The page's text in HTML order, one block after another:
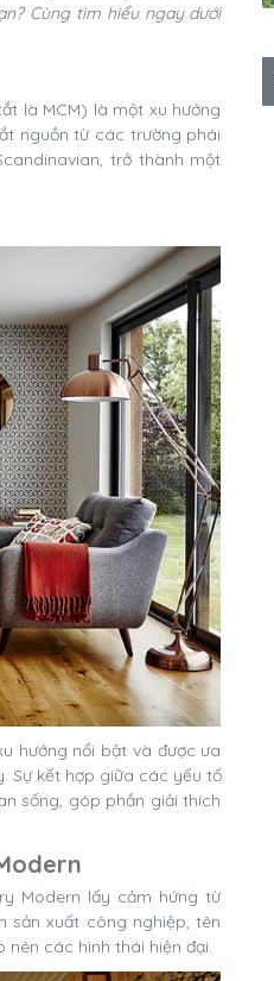
Cùng tìm hiểu ngay dưới
là MCM) là một xu hướng
nguồn từ các trường phái
trở thành một
hướng nổi bật và được ưa
Sự kết hợp giữa các yếu tố
sống, góp phần giải thích
Modern lấy cảm hứng từ
sản xuất công nghiệp, tên
nên các hình thái hiện đại.